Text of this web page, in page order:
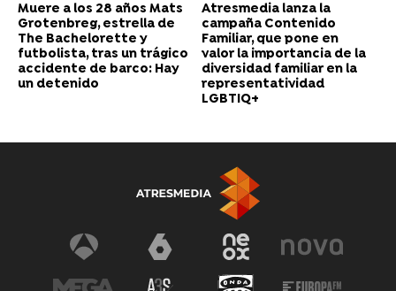
Muere a los 28 años Mats
Grotenbreg, estrella de
The Bachelorette y
futbolista, tras un trágico
accidente de barco: Hay
un detenido
Atresmedia lanza la
campaña Contenido
Familiar, que pone en
valor la importancia de la
diversidad familiar en la
representatividad
LGBTIQ+